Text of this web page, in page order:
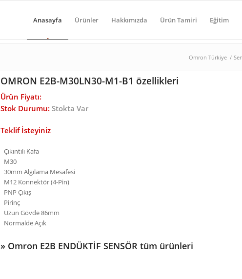
Omron Türkiye /
OMRON E2B-M30LN30-M1-B1 özellikleri
Ürün Fiyatı:
Stok Durumu: Stokta Var
Teklif İsteyiniz
Çıkıntılı Kafa
M30
30mm Algılama Mesafesi
M12 Konnektör (4-Pin)
PNP Çıkış
Pirinç
Uzun Gövde 86mm
Normalde Açık
» Omron E2B ENDÜKTİF SENSÖR tüm ürünleri
Anasayfa Ürünler Hakkımızda Ürün Tamiri Eğitim